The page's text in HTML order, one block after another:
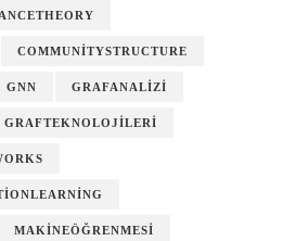
COMMUNITYSTRUCTURE
GNN GRAFANALIZI
GRAFTEKNOLOJILERI
MAKINEÖĞRENMESI